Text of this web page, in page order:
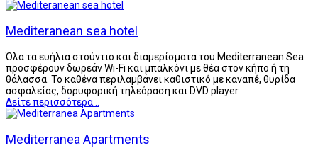
Mediteranean sea hotel
Όλα τα ευήλια στούντιο και διαμερίσματα του Mediterranean Sea
προσφέρουν δωρεάν Wi-Fi και μπαλκόνι με θέα στον κήπο ή τη
θάλασσα. Το καθένα περιλαμβάνει καθιστικό με καναπέ, θυρίδα
ασφαλείας, δορυφορική τηλεόραση και DVD player
Δείτε περισσότερα...
Mediterranea Apartments